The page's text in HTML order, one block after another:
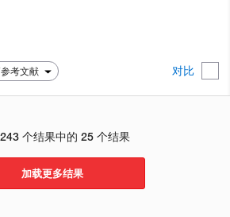
考文献 对比
个结果中的 25 个结果
加载更多结果